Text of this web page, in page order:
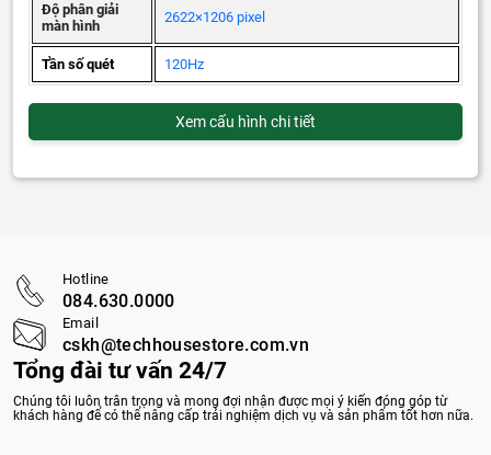
Độ phân giải
màn hình
2622×1206 pixel
Tần số quét 120Hz
Xem cấu hình chi tiết
Tổng đài tư vấn 24/7
Chúng tôi luôn trân trọng và mong đợi nhận được mọi ý kiến đóng góp từ
khách hàng để có thể nâng cấp trải nghiệm dịch vụ và sản phẩm tốt hơn nữa.
Hotline
084.630.0000
Email
cskh@techhousestore.com.vn